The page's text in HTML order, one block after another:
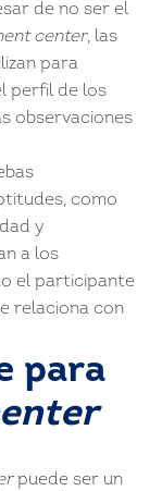
de no ser el
center, las
para
perfil de los
observaciones
como
y
a los
el participante
relaciona con
para
puede ser un